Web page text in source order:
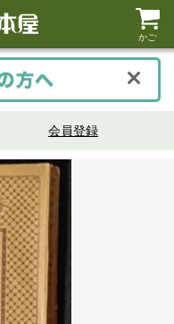
かご
会員登録